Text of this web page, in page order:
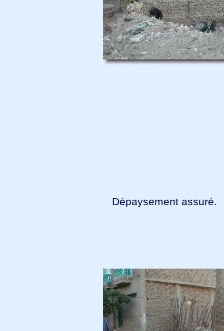
Dépaysement assuré.